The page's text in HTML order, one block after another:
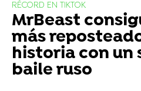
RÉCORD EN TIKTOK
MrBeast
más
historia con un
baile ruso